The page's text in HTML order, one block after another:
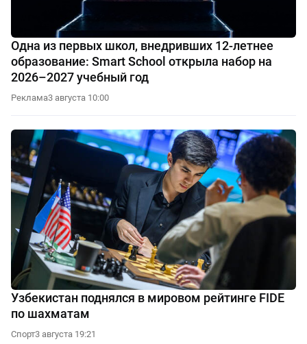
Одна из первых школ, внедривших 12-летнее
образование: Smart School открыла набор на
2026–2027 учебный год
Реклама3 августа 10:00
Узбекистан поднялся в мировом рейтинге FIDE
по шахматам
Спорт3 августа 19:21